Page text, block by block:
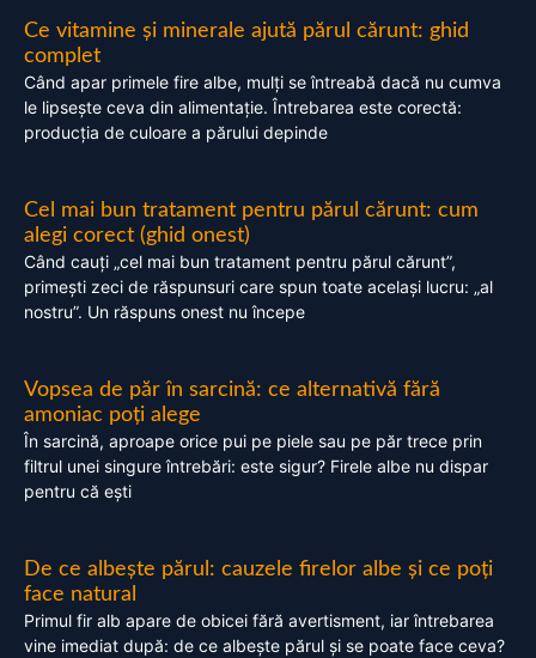
Ce vitamine și minerale ajută părul cărunt: ghid
complet
Când apar primele fire albe, mulți se întreabă dacă nu cumva
le lipsește ceva din alimentație. Întrebarea este corectă:
producția de culoare a părului depinde
Cel mai bun tratament pentru părul cărunt: cum
alegi corect (ghid onest)
Când cauți „cel mai bun tratament pentru părul cărunt”,
primești zeci de răspunsuri care spun toate același lucru: „al
nostru”. Un răspuns onest nu începe
Vopsea de păr în sarcină: ce alternativă fără
amoniac poți alege
În sarcină, aproape orice pui pe piele sau pe păr trece prin
filtrul unei singure întrebări: este sigur? Firele albe nu dispar
pentru că ești
De ce albește părul: cauzele firelor albe și ce poți
face natural
Primul fir alb apare de obicei fără avertisment, iar întrebarea
vine imediat după: de ce albește părul și se poate face ceva?